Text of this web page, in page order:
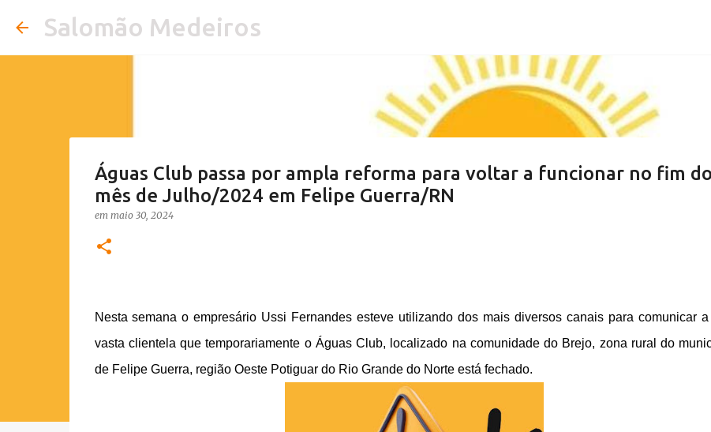
Salomão Medeiros
Águas Club passa por ampla reforma para voltar a funcionar no fim do
mês de Julho/2024 em Felipe Guerra/RN
em maio 30, 2024
Nesta semana o empresário Ussi Fernandes esteve utilizando dos mais diversos canais para comunicar a
vasta clientela que temporariamente o Águas Club, localizado na comunidade do Brejo, zona rural do
de Felipe Guerra, região Oeste Potiguar do Rio Grande do Norte está fechado.